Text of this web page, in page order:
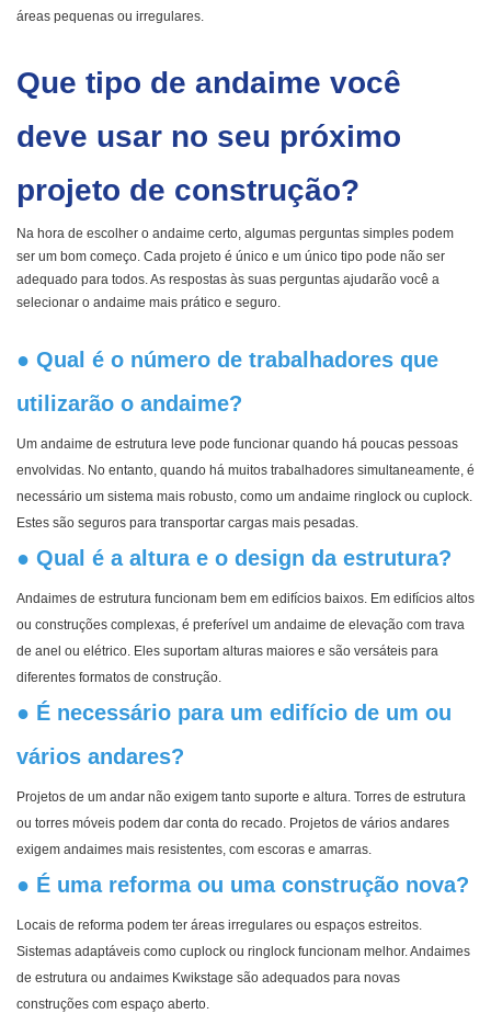
áreas pequenas ou irregulares.
Que tipo de andaime você
deve usar no seu próximo
projeto de construção?
Na hora de escolher o andaime certo, algumas perguntas simples podem
ser um bom começo. Cada projeto é único e um único tipo pode não ser
adequado para todos. As respostas às suas perguntas ajudarão você a
selecionar o andaime mais prático e seguro.
● Qual é o número de trabalhadores que
utilizarão o andaime?
Um andaime de estrutura leve pode funcionar quando há poucas pessoas
envolvidas. No entanto, quando há muitos trabalhadores simultaneamente, é
necessário um sistema mais robusto, como um andaime ringlock ou cuplock.
Estes são seguros para transportar cargas mais pesadas.
● Qual é a altura e o design da estrutura?
Andaimes de estrutura funcionam bem em edifícios baixos. Em edifícios altos
ou construções complexas, é preferível um andaime de elevação com trava
de anel ou elétrico. Eles suportam alturas maiores e são versáteis para
diferentes formatos de construção.
● É necessário para um edifício de um ou
vários andares?
Projetos de um andar não exigem tanto suporte e altura. Torres de estrutura
ou torres móveis podem dar conta do recado. Projetos de vários andares
exigem andaimes mais resistentes, com escoras e amarras.
● É uma reforma ou uma construção nova?
Locais de reforma podem ter áreas irregulares ou espaços estreitos.
Sistemas adaptáveis ​​como cuplock ou ringlock funcionam melhor. Andaimes
de estrutura ou andaimes Kwikstage são adequados para novas
construções com espaço aberto.